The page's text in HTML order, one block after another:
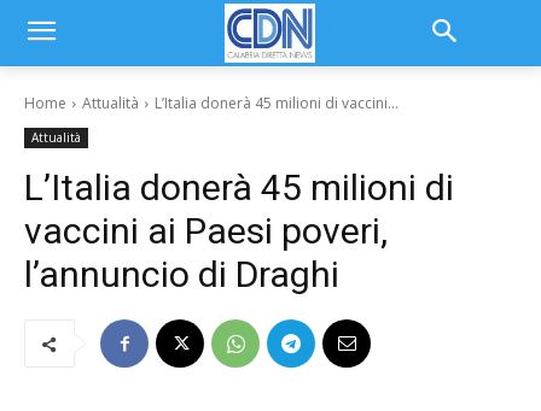
Home Attualità L’Italia donerà 45 milioni di vaccini...
Attualità
L’Italia donerà 45 milioni di
vaccini ai Paesi poveri,
l’annuncio di Draghi